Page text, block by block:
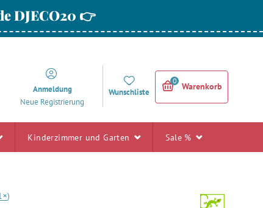
DJECO20 👉
Anmeldung
Neue Registrierung
Wunschliste
0
Warenkorb
Kinderzimmer und Garten Sale %
)